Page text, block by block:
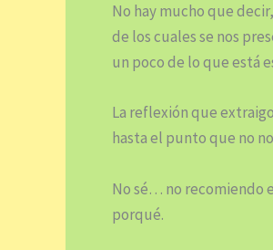
No hay mucho que
de los cuales se nos
un poco de lo que está
La reflexión que
hasta el punto que no
No sé… no recomiendo
porqué.